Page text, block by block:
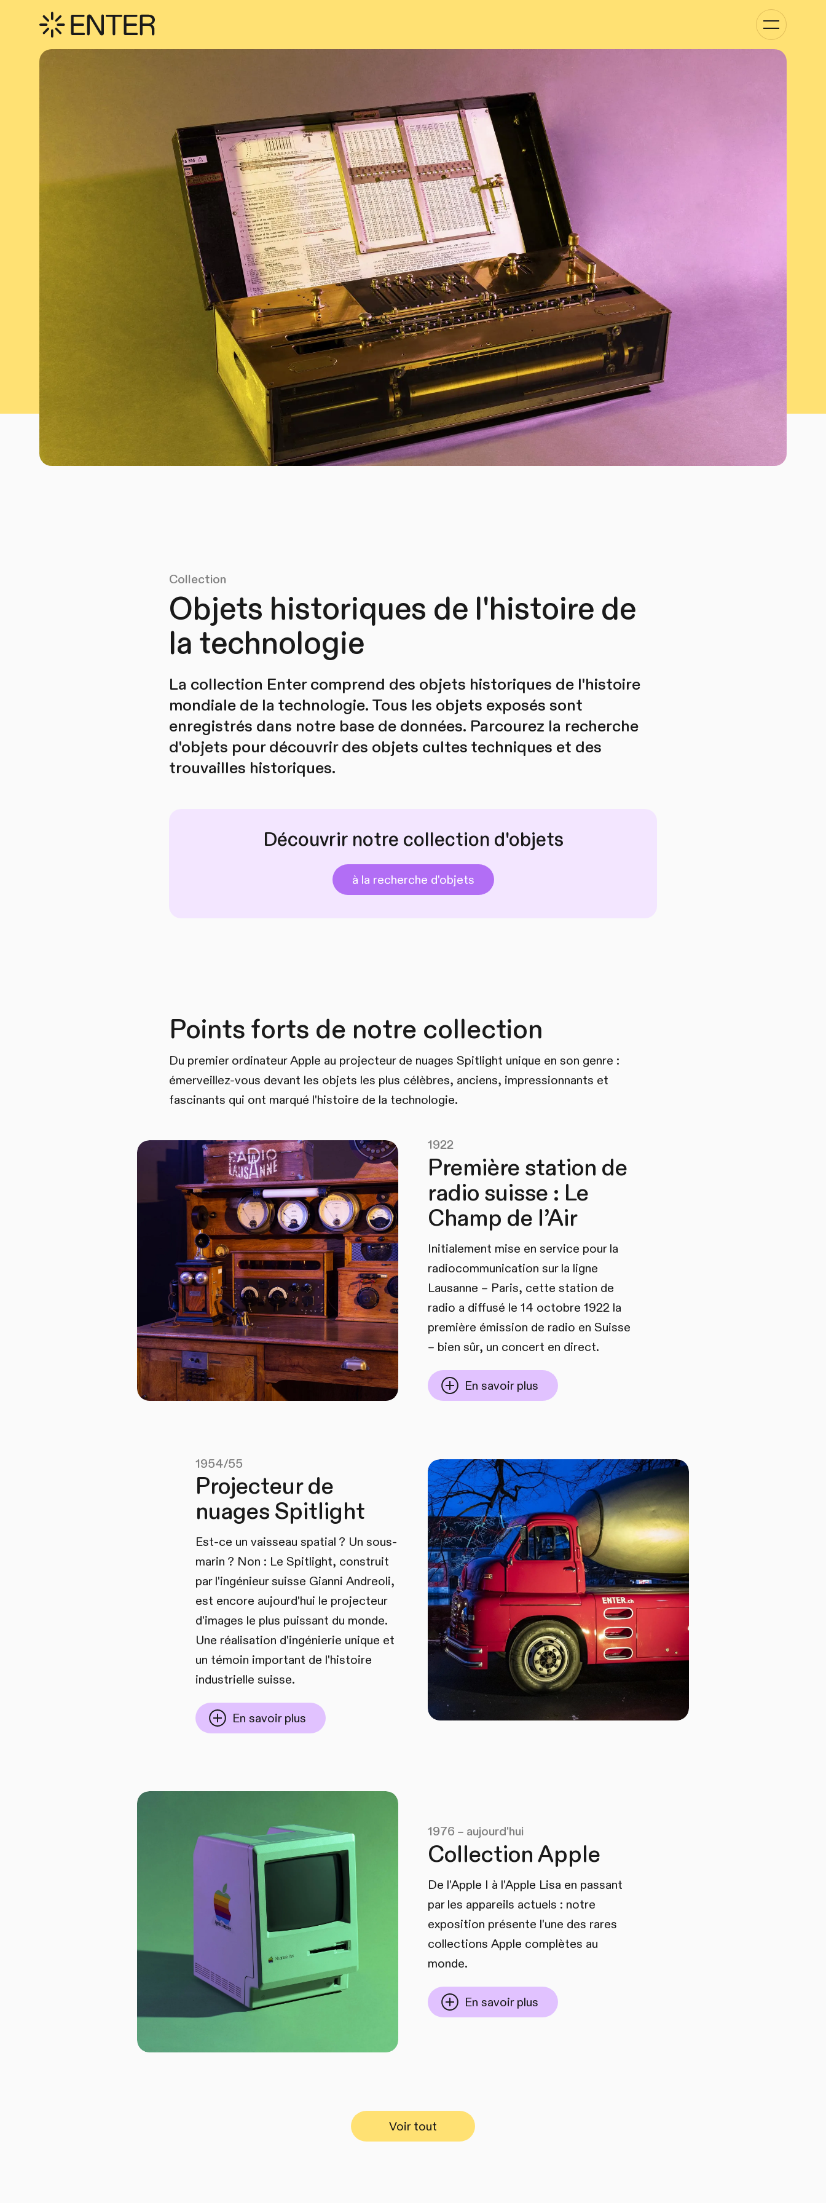
Basculer
la
navigation
Collection
Objets historiques de l'histoire de
la technologie
La collection Enter comprend des objets historiques de l'histoire
mondiale de la technologie. Tous les objets exposés sont
enregistrés dans notre base de données. Parcourez la recherche
d'objets pour découvrir des objets cultes techniques et des
trouvailles historiques.
Découvrir notre collection d'objets
à la recherche d'objets
Points forts de notre collection
Du premier ordinateur Apple au projecteur de nuages Spitlight unique en son genre :
émerveillez-vous devant les objets les plus célèbres, anciens, impressionnants et
fascinants qui ont marqué l'histoire de la technologie.
1922
Première station de
radio suisse : Le
Champ de l’Air
Initialement mise en service pour la
radiocommunication sur la ligne
Lausanne – Paris, cette station de
radio a diffusé le 14 octobre 1922 la
première émission de radio en Suisse
– bien sûr, un concert en direct.
En savoir plus
1954/55
Projecteur de
nuages Spitlight
Est-ce un vaisseau spatial ? Un sous-
marin ? Non : Le Spitlight, construit
par l'ingénieur suisse Gianni Andreoli,
est encore aujourd'hui le projecteur
d'images le plus puissant du monde.
Une réalisation d'ingénierie unique et
un témoin important de l'histoire
industrielle suisse.
En savoir plus
1976 – aujourd'hui
Collection Apple
De l'Apple I à l'Apple Lisa en passant
par les appareils actuels : notre
exposition présente l'une des rares
collections Apple complètes au
monde.
En savoir plus
Voir tout